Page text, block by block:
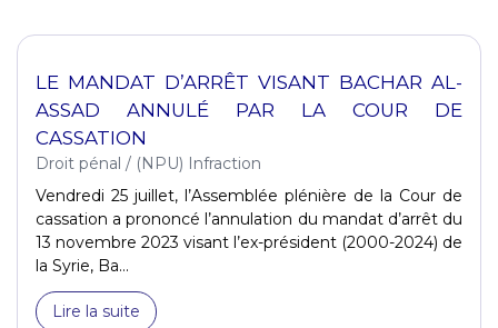
LE MANDAT D’ARRÊT VISANT BACHAR AL-
ASSAD ANNULÉ PAR LA COUR DE
CASSATION
Droit pénal / (NPU) Infraction
Vendredi 25 juillet, l’Assemblée plénière de la Cour de
cassation a prononcé l’annulation du mandat d’arrêt du
13 novembre 2023 visant l’ex-président (2000-2024) de
la Syrie, Ba...
Lire la suite